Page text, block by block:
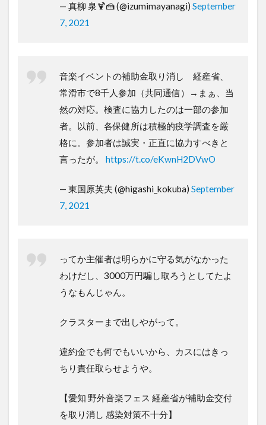
— 真柳 泉🍹🍰 (@izumimayanagi) September
7, 2021
音楽イベントの補助金取り消し 経産省、
常滑市で8千人参加（共同通信）→まぁ、当
然の対応。検査に協力したのは一部の参加
者。以前、各保健所は積極的疫学調査を厳
格に。参加者は誠実・正直に協力すべきと
言ったが。 https://t.co/eKwnH2DVwO
— 東国原英夫 (@higashi_kokuba) September
7, 2021
ってか主催者は明らかに守る気がなかった
わけだし、3000万円騙し取ろうとしてたよ
うなもんじゃん。
クラスターまで出しやがって。
違約金でも何でもいいから、カスにはきっ
ちり責任取らせようや。
【愛知 野外音楽フェス 経産省が補助金交付
を取り消し 感染対策不十分】